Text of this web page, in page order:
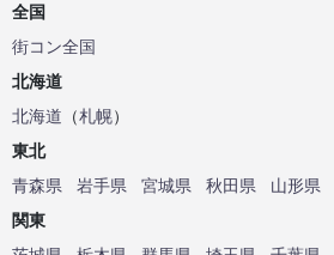
全国
街コン全国
北海道
北海道 （札幌）
東北
青森県
岩手県 宮城県 秋田県 山形県
関東